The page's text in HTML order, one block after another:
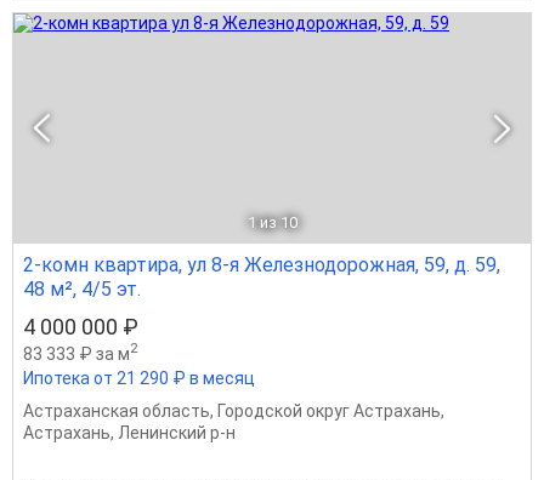
1 из 10
2-комн квартира, ул 8-я Железнодорожная, 59, д. 59,
48 м², 4/5 эт.
4 000 000 ₽
83 333 ₽ за м2
Ипотека от 21 290 ₽ в месяц
Астраханская область, Городской округ Астрахань,
Астрахань, Ленинский р-н